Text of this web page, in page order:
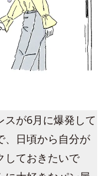
スが6月に爆発して
、日頃から自分が
しておきたいで